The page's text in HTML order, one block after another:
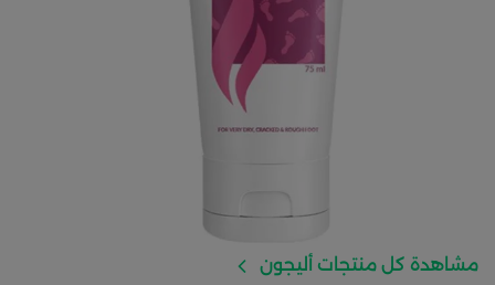
مشاهدة كل منتجات أليجون